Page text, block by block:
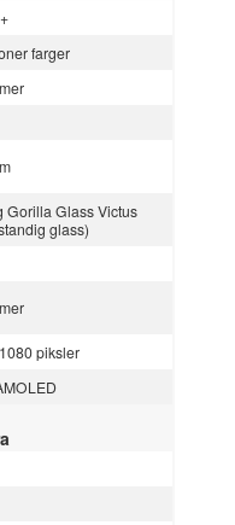
farger
Gorilla Glass Victus
glass)
piksler